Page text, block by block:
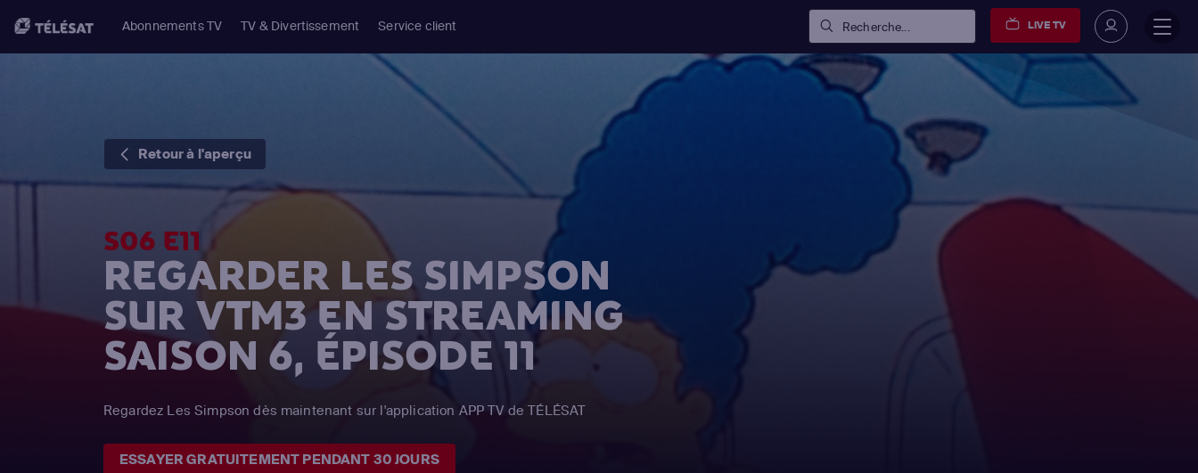
Abonnements TV TV & Divertissement Service client Recherche... LIVE TV
Retour à l'aperçu
S06 E11
REGARDER LES SIMPSON
SUR VTM3 EN STREAMING
SAISON 6, ÉPISODE 11
Regardez Les Simpson dès maintenant sur l'application APP TV de TÉLÉSAT
ESSAYER GRATUITEMENT PENDANT 30 JOURS